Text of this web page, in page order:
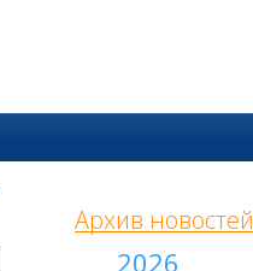
Архив новостей
2026